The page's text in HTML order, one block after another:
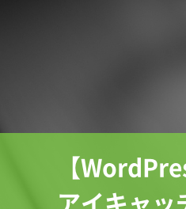
【
アイキャ